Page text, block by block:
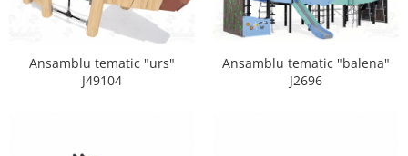
Ansamblu tematic "urs"
J49104
Ansamblu tematic "balena"
J2696